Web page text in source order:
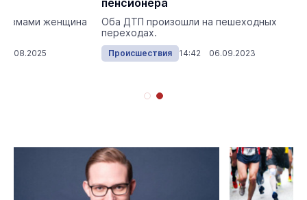
женщина
пенсионера
Оба ДТП произошли на пешеходных
переходах.
Происшествия 14:42 06.09.2023